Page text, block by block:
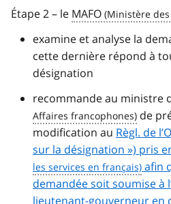
Étape 2 – le MAFO
examine et analyse la
cette dernière répond à
désignation
recommande au ministre
de
modification au Règl. de
sur la désignation ») pris
afin
demandée soit soumise à
lieutenant-gouverneur en